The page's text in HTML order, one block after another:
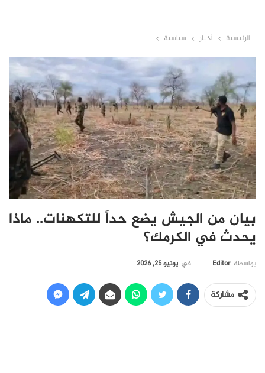
الرئيسية أخبار سياسية
بيان من الجيش يضع حداً للتكهنات.. ماذا
يحدث في الكرمك؟
بواسطة Editor في يونيو 25, 2026
مشاركة